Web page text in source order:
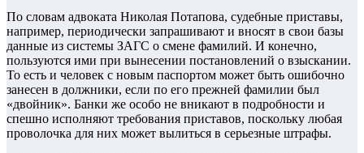
По словам адвоката Николая Потапова, судебные приставы,
например, периодически запрашивают и вносят в свои базы
данные из системы ЗАГС о смене фамилий. И конечно,
пользуются ими при вынесении постановлений о взыскании.
То есть и человек с новым паспортом может быть ошибочно
занесен в должники, если по его прежней фамилии был
«двойник». Банки же особо не вникают в подробности и
спешно исполняют требования приставов, поскольку любая
проволочка для них может вылиться в серьезные штрафы.